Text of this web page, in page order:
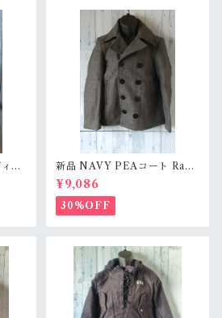
・
新品 NAVY PEAコート Rank
S
¥9,086
30%OFF